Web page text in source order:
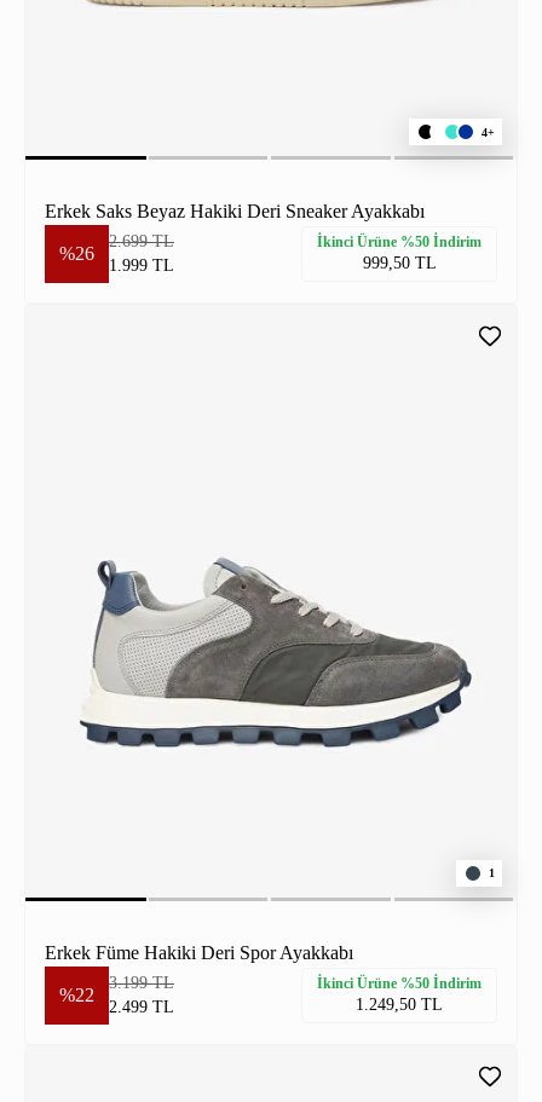
4+
Erkek Saks Beyaz Hakiki Deri Sneaker Ayakkabı
%26
2.699 TL
1.999 TL
İkinci Ürüne %50 İndirim
999,50 TL
1
Erkek Füme Hakiki Deri Spor Ayakkabı
%22
3.199 TL
2.499 TL
İkinci Ürüne %50 İndirim
1.249,50 TL